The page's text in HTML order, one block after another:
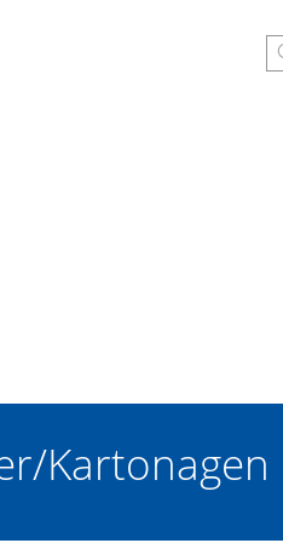
Kartonagen